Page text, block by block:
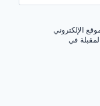
الإلكتروني
في